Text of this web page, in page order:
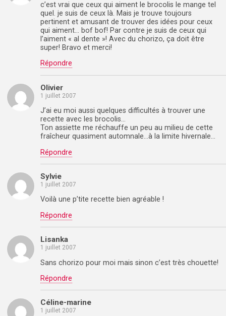
c’est vrai que ceux qui aiment le brocolis le mange tel
quel. je suis de ceux là. Mais je trouve toujours
pertinent et amusant de trouver des idées pour ceux
qui aiment… bof bof! Par contre je suis de ceux qui
l’aiment « al dente »! Avec du chorizo, ça doit être
super! Bravo et merci!
Répondre
Olivier
1 juillet 2007
J’ai eu moi aussi quelques difficultés à trouver une
recette avec les brocolis…
Ton assiette me réchauffe un peu au milieu de cette
fraîcheur quasiment automnale…à la limite hivernale…
Répondre
Sylvie
1 juillet 2007
Voilà une p’tite recette bien agréable !
Répondre
Lisanka
1 juillet 2007
Sans chorizo pour moi mais sinon c’est très chouette!
Répondre
Céline-marine
1 juillet 2007